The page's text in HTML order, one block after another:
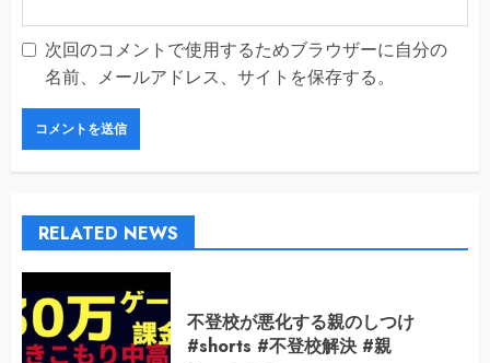
次回のコメントで使用するためブラウザーに自分の
名前、メールアドレス、サイトを保存する。
RELATED NEWS
不登校が悪化する親のしつけ
#shorts #不登校解決 #親